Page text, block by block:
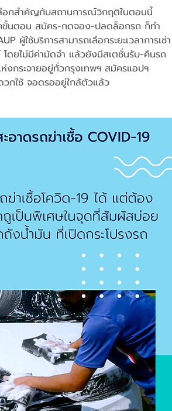
อกสำคัญกับสถานการณ์วิกฤติในตอนนี้
กขั้นตอน สมัคร-กดจอง-ปลดล็อกรถ ก็ทำ
ผู้ใช้บริการสามารถเลือกระยะเวลาการเช่า
ดยไม่มีค่ามัดจำ แล้วยังมีสเตชั่นรับ-คืนรถ
กระจายอยู่ทั่วกรุงเทพฯ สมัครแอปฯ
วกใช้ จอดรออยู่ใกล้ตัวแล้ว